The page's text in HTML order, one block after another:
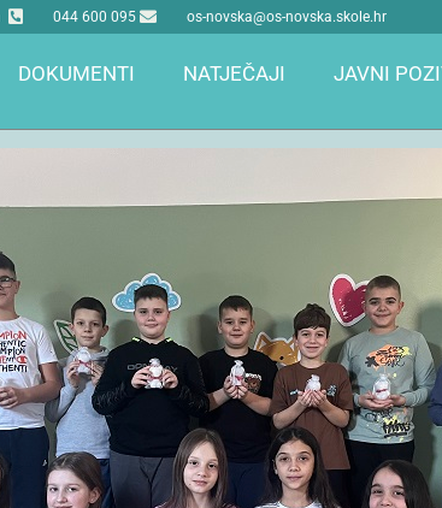
044 600 095 os-novska@os-novska.skole.hr
DOKUMENTI NATJEČAJI JAVNI